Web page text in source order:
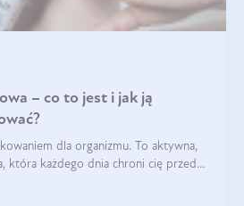
– co to jest i jak ją
dla organizmu. To aktywna,
która każdego dnia chroni cię przed